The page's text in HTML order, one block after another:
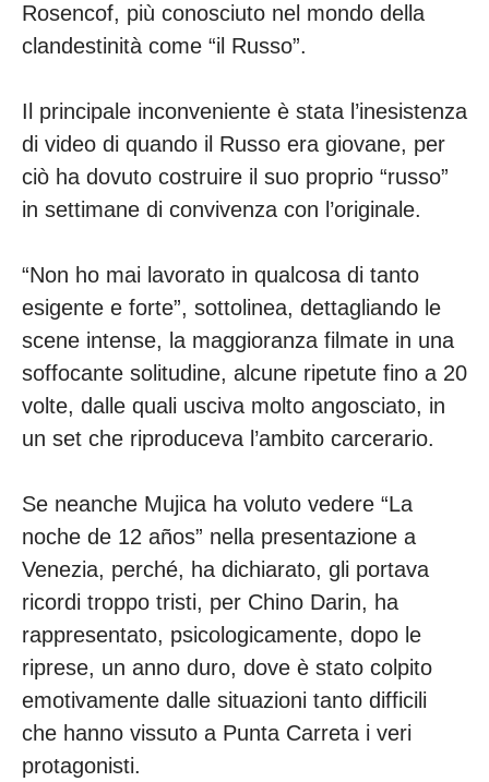
Rosencof, più conosciuto nel mondo della
clandestinità come “il Russo”.
Il principale inconveniente è stata l’inesistenza
di video di quando il Russo era giovane, per
ciò ha dovuto costruire il suo proprio “russo”
in settimane di convivenza con l’originale.
“Non ho mai lavorato in qualcosa di tanto
esigente e forte”, sottolinea, dettagliando le
scene intense, la maggioranza filmate in una
soffocante solitudine, alcune ripetute fino a 20
volte, dalle quali usciva molto angosciato, in
un set che riproduceva l’ambito carcerario.
Se neanche Mujica ha voluto vedere “La
noche de 12 años” nella presentazione a
Venezia, perché, ha dichiarato, gli portava
ricordi troppo tristi, per Chino Darin, ha
rappresentato, psicologicamente, dopo le
riprese, un anno duro, dove è stato colpito
emotivamente dalle situazioni tanto difficili
che hanno vissuto a Punta Carreta i veri
protagonisti.